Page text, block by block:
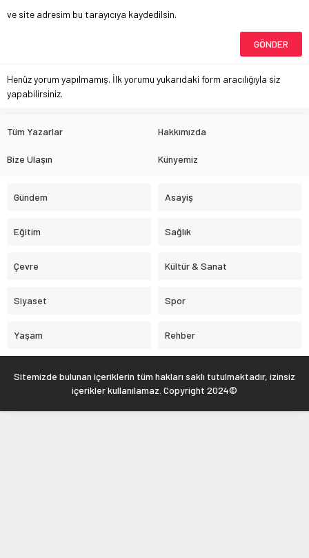
ve site adresim bu tarayıcıya kaydedilsin.
Henüz yorum yapılmamış. İlk yorumu yukarıdaki form aracılığıyla siz
yapabilirsiniz.
Tüm Yazarlar Hakkımızda
Bize Ulaşın Künyemiz
Gündem Asayiş
Eğitim Sağlık
Çevre Kültür & Sanat
Siyaset Spor
Yaşam Rehber
Sitemizde bulunan içeriklerin tüm hakları saklı tutulmaktadır, izinsiz
içerikler kullanılamaz. Copyright 2024©